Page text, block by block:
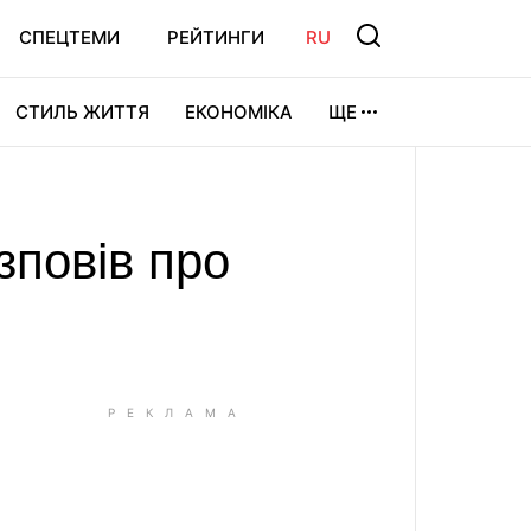
СПЕЦТЕМИ РЕЙТИНГИ RU
СТИЛЬ ЖИТТЯ ЕКОНОМІКА ЩЕ
про